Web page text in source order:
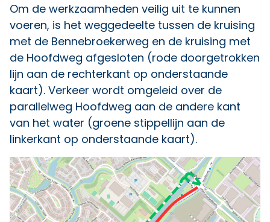
Om de werkzaamheden veilig uit te kunnen
voeren, is het weggedeelte tussen de kruising
met de Bennebroekerweg en de kruising met
de Hoofdweg afgesloten (rode doorgetrokken
lijn aan de rechterkant op onderstaande
kaart). Verkeer wordt omgeleid over de
parallelweg Hoofdweg aan de andere kant
van het water (groene stippellijn aan de
linkerkant op onderstaande kaart).